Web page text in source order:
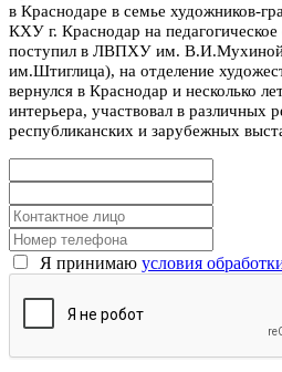
в Краснодаре в семье художников-
КХУ г. Краснодар на
поступил в ЛВПХУ им.
им.Штиглица), на отделение
вернулся в Краснодар и несколько
интерьера, участвовал в различных
республиканских и зарубежных
Я принимаю условия